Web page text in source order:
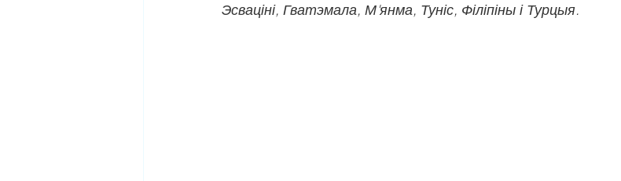
Эсваціні, Гватэмала, М'янма, Туніс, Філіпіны і Турцыя.